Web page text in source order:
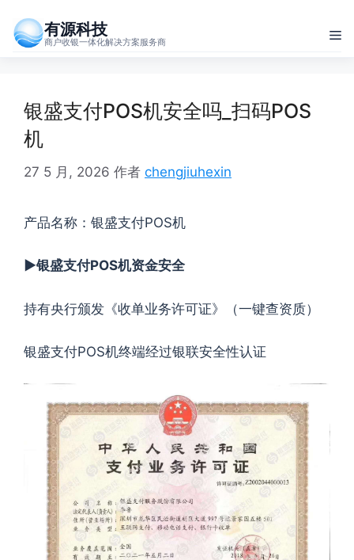
有源科技
商户收银一体化解决方案服务商 菜
银盛支付POS机安全吗_扫码POS
机
27 5 月, 2026 作者 chengjiuhexin
产品名称：银盛支付POS机
►银盛支付POS机资金安全
持有央行颁发《收单业务许可证》（一键查资质）
银盛支付POS机终端经过银联安全性认证